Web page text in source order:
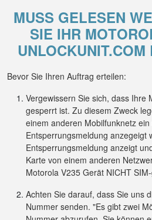
MUSS GELESEN
SIE IHR
UNLOCKUNIT.COM
Bevor Sie Ihren Auftrag erteilen:
Vergewissern Sie sich, dass Ihre
gesperrt ist. Zu diesem Zweck
einem anderen Mobilfunknetz
Entsperrungsmeldung anzegeigt
Entsperrungsmeldung anzeigt
Karte von einem anderen
Motorola V235 Gerät NICHT
Achten Sie darauf, dass Sie uns
Nummer senden. "Es gibt zwei